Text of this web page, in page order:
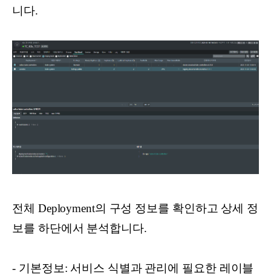
니다.
전체 Deployment의 구성 정보를 확인하고 상세 정
보를 하단에서 분석합니다.
- 기본정보: 서비스 식별과 관리에 필요한 레이블